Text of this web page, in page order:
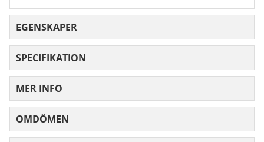
EGENSKAPER
SPECIFIKATION
MER INFO
OMDÖMEN